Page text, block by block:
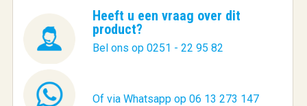
Heeft u een vraag over dit
product?
Bel ons op 0251 - 22 95 82
Of via Whatsapp op 06 13 273 147